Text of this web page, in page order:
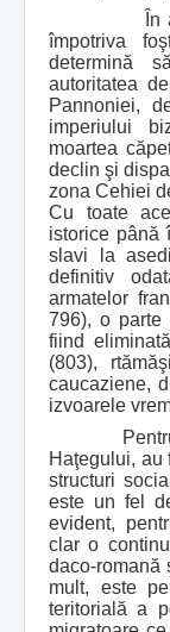
În anul
împotriva
determină
autoritatea
Pannoniei,
imperiului
moartea
declin şi
zona Cehiei
Cu toate
istorice până
slavi la
definitiv
armatelor
796), o parte
fiind
(803),
caucaziene,
izvoarele
Pentru
Haţegului, au
structuri
este un fel
evident,
clar o
daco-romană
mult, este
teritorială a